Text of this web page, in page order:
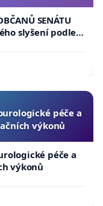
SENÁTU
slyšení podle §
na přijetí
prezidenta
péče a
výkonů
péče a
výkonů